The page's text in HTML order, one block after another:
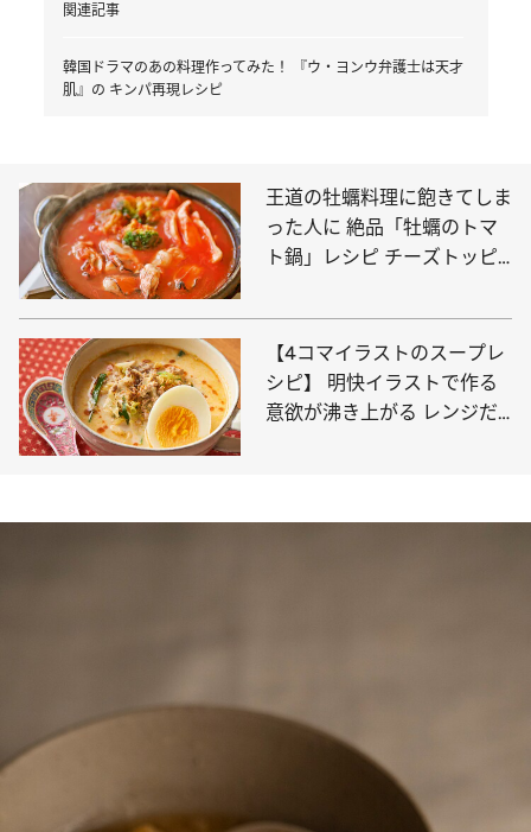
関連記事
韓国ドラマのあの料理作ってみた！ 『ウ・ヨンウ弁護士は天才
肌』の キンパ再現レシピ
王道の牡蠣料理に飽きてしま
った人に 絶品「牡蠣のトマ
ト鍋」レシピ チーズトッピ
【4コマイラストのスープレ
シピ】 明快イラストで作る
意欲が沸き上がる レンジだ